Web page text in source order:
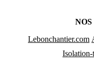
Lebonchantier.com